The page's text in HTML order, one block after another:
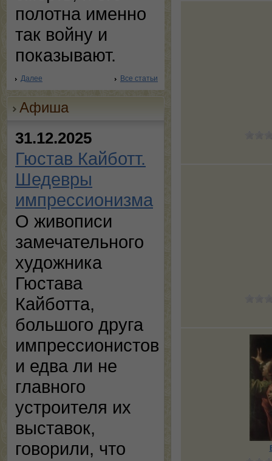
полотна именно
так войну и
показывают.
Далее Все статьи
Афиша
31.12.2025
Гюстав Кайботт.
Шедевры
импрессионизма
О живописи
замечательного
художника
Гюстава
Кайботта,
большого друга
импрессионистов
и едва ли не
главного
устроителя их
выставок,
говорили, что